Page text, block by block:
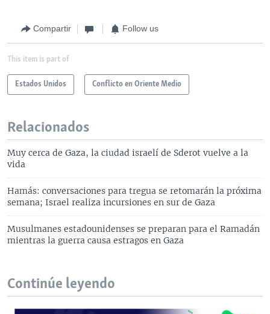
Compartir Follow us
This item is part of
Estados Unidos Conflicto en Oriente Medio
Relacionados
Muy cerca de Gaza, la ciudad israelí de Sderot vuelve a la
vida
Hamás: conversaciones para tregua se retomarán la próxima
semana; Israel realiza incursiones en sur de Gaza
Musulmanes estadounidenses se preparan para el Ramadán
mientras la guerra causa estragos en Gaza
Continúe leyendo